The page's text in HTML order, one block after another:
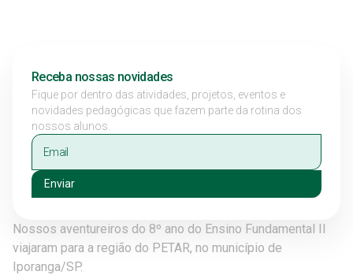
Receba nossas novidades
Fique por dentro das atividades, projetos, eventos e
novidades pedagógicas que fazem parte da rotina dos
nossos alunos.
Enviar
Nossos aventureiros do 8º ano do Ensino Fundamental II
viajaram para a região do PETAR, no município de
Iporanga/SP.